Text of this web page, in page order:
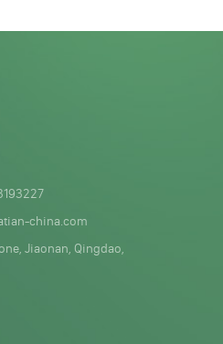
china.com
Jiaonan, Qingdao,